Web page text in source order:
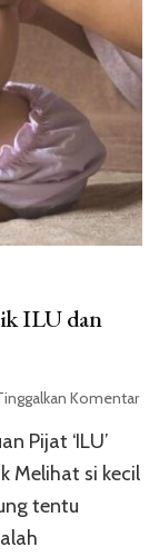
ILU dan
Komentar
Pijat ‘ILU’
Melihat si kecil
tentu